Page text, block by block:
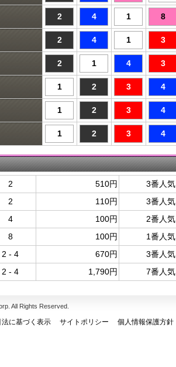
2 4 1 8
2 4 1 3
2 1 4 3
1 2 3 4
1 2 3 4
1 2 3 4
2 510円 3番人気
2 110円
3番人気
4
100円
2番人気
8
100円
1番人気
2 - 4 670円
3番人気
2 - 4 1,790円 7番人気
All Rights Reserved.
法に基づく表示 サイトポリシー
個人情報保護方針